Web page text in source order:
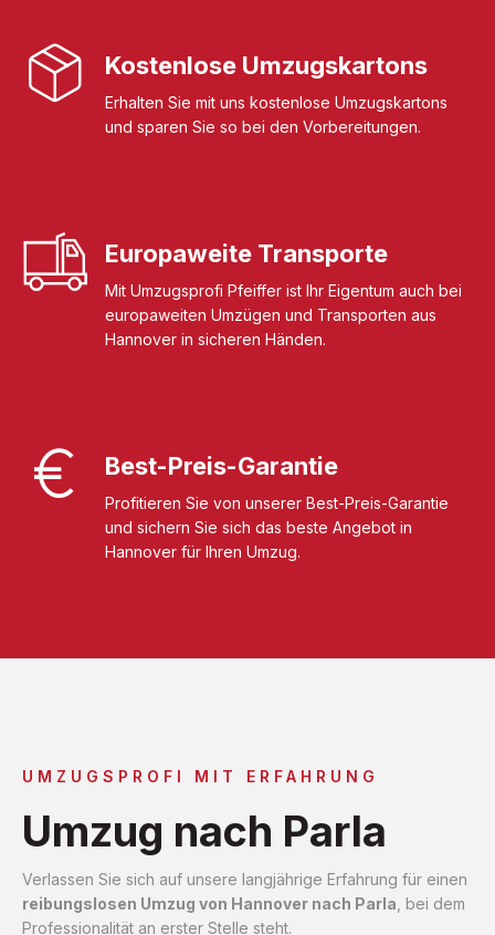
Kostenlose Umzugskartons
Erhalten Sie mit uns kostenlose Umzugskartons
und sparen Sie so bei den Vorbereitungen.
Europaweite Transporte
Mit Umzugsprofi Pfeiffer ist Ihr Eigentum auch bei
europaweiten Umzügen und Transporten aus
Hannover in sicheren Händen.
Best-Preis-Garantie
Profitieren Sie von unserer Best-Preis-Garantie
und sichern Sie sich das beste Angebot in
Hannover für Ihren Umzug.
UMZUGSPROFI MIT ERFAHRUNG
Umzug nach Parla
Verlassen Sie sich auf unsere langjährige Erfahrung für einen
reibungslosen Umzug von Hannover nach Parla , bei dem
Professionalität an erster Stelle steht.